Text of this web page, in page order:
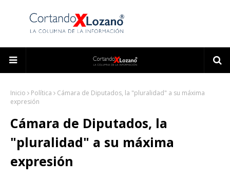
Inicio Política
Cámara de Diputados, la "pluralidad" a su máxima
expresión
Cámara de Diputados, la
"pluralidad" a su máxima
expresión